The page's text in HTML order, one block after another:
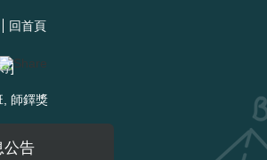
回首頁
師鐸獎
公告